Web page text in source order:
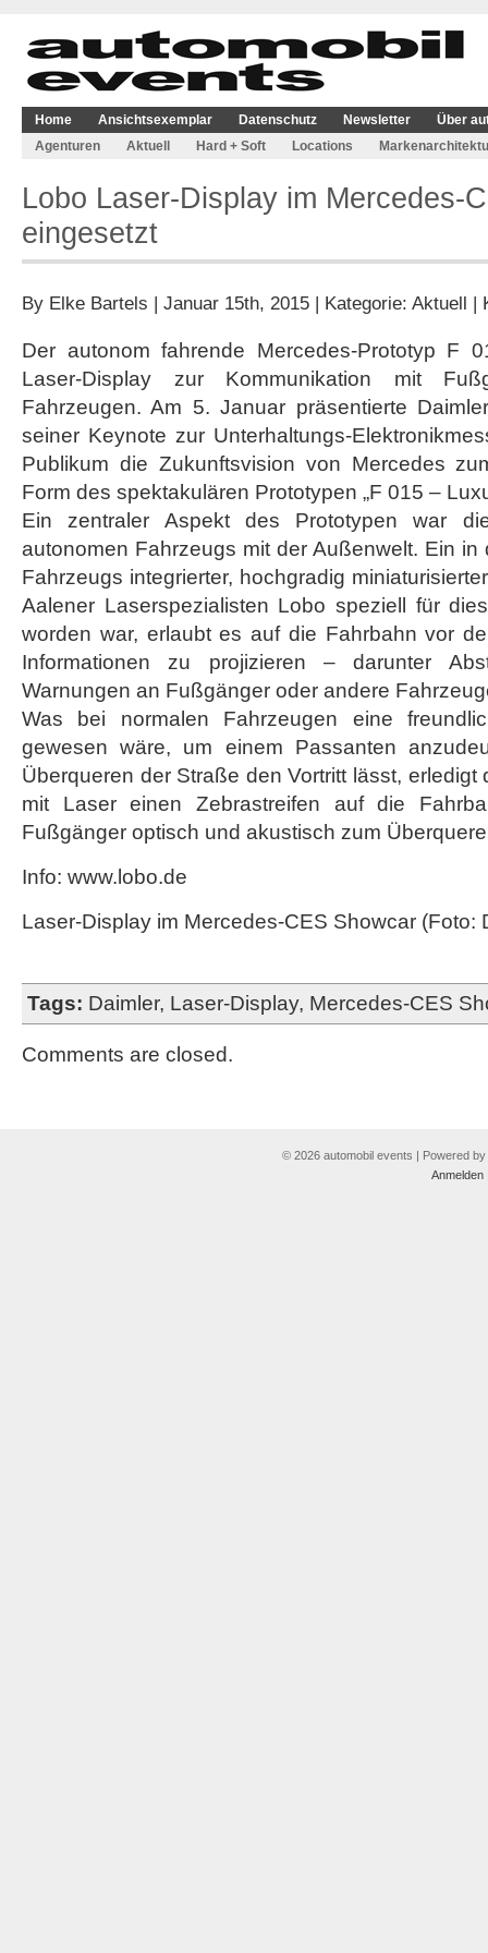
Home Ansichtsexemplar Datenschutz Newsletter
Über
Agenturen
Aktuell Hard + Soft Locations
Lobo Laser-Display im Mercedes-
eingesetzt
By Elke Bartels | Januar 15th, 2015 | Kategorie: Aktuell |
Der autonom fahrende Mercedes-Prototyp F
Laser-Display zur Kommunikation mit
Fahrzeugen. Am 5. Januar präsentierte
seiner Keynote zur Unterhaltungs-
Publikum die Zukunftsvision von Mercedes
Form des spektakulären Prototypen „F 015 –
Ein zentraler Aspekt des Prototypen war
autonomen Fahrzeugs mit der Außenwelt. Ein
Fahrzeugs integrierter, hochgradig
Aalener Laserspezialisten Lobo speziell für
worden war, erlaubt es auf die Fahrbahn vor
Informationen zu projizieren – darunter
Warnungen an Fußgänger oder andere
Was bei normalen Fahrzeugen eine
gewesen wäre, um einem Passanten
Überqueren der Straße den Vortritt lässt, erledigt
mit Laser einen Zebrastreifen auf die
Fußgänger optisch und akustisch zum
Info: www.lobo.de
Laser-Display im Mercedes-CES Showcar (Foto:
Tags: Daimler, Laser-Display, Mercedes-CES
Comments are closed.
© 2026 automobil events | Powered by
Anmelden|